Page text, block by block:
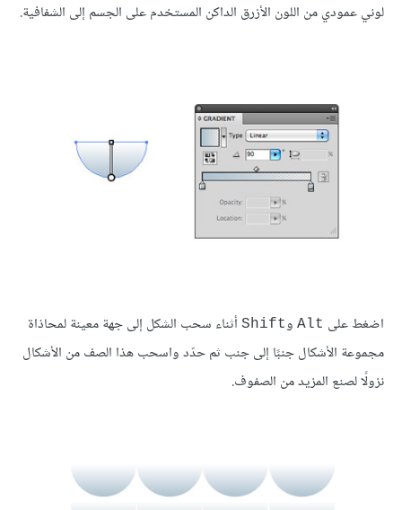
لوني عمودي من اللون الأزرق الداكن المستخدم على الجسم إلى الشفافية.
اضغط على Alt وShift أثناء سحب الشكل إلى جهة معينة لمحاذاة
مجموعة الأشكال جنبًا إلى جنب ثم حدّد واسحب هذا الصف من الأشكال
نزولًا لصنع المزيد من الصفوف.